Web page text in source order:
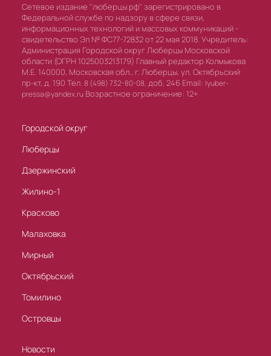
Сетевое издание "люберцы.рф" зарегистрировано в
Федеральной службе по надзору в сфере связи,
информационных технологий и массовых коммуникаций -
свидетельство Эл № ФС77-72832 от 22 мая 2018. Учредитель:
Администрация Городской округ Люберцы Московской
области (ОГРН 1025003213179) Главный редактор Колмыкова
М.Е. 140000, Московская обл., г. Люберцы, ул. Октябрьский
пр-кт, д. 190 Тел. 8 (498) 732-80-08, доб. 246 Email: lyuber-
pressa@yandex.ru Возрастное ограничение: 12+
Городской округ
Люберцы
Дзержинский
Жилино-1
Красково
Малаховка
Мирный
Октябрьский
Томилино
Островцы
Новости